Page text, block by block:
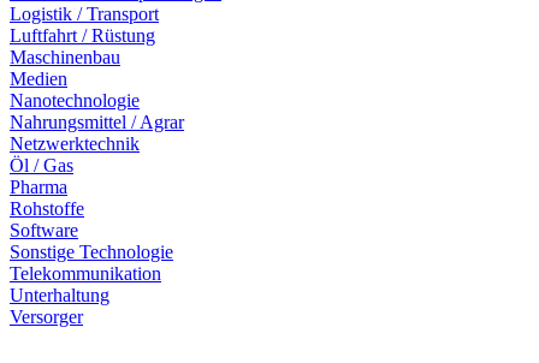
Logistik / Transport
Luftfahrt / Rüstung
Maschinenbau
Medien
Nanotechnologie
Nahrungsmittel / Agrar
Netzwerktechnik
Öl / Gas
Pharma
Rohstoffe
Software
Sonstige Technologie
Telekommunikation
Unterhaltung
Versorger